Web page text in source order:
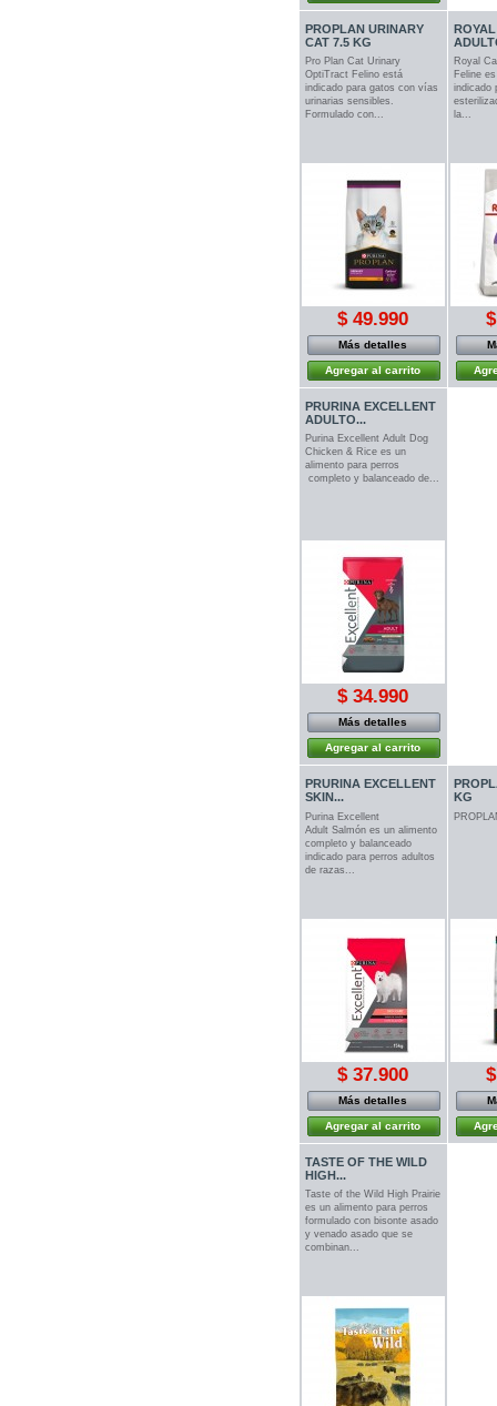
PROPLAN URINARY
CAT 7.5 KG
Pro Plan Cat Urinary
OptiTract Felino está
indicado para gatos con vías
urinarias sensibles.
Formulado con...
$ 49.990
Más detalles
Agregar al carrito
Royal
Feline
indicado
la...
PRURINA EXCELLENT
ADULTO...
Purina Excellent Adult Dog
Chicken & Rice es un
alimento para perros
completo y balanceado de...
$ 34.990
Más detalles
Agregar al carrito
PRURINA EXCELLENT
SKIN...
Purina Excellent
Adult Salmón es un alimento
completo y balanceado
indicado para perros adultos
de razas...
$ 37.900
Más detalles
Agregar al carrito
KG
TASTE OF THE WILD
HIGH...
Taste of the Wild High Prairie
es un alimento para perros
formulado con bisonte asado
y venado asado que se
combinan...